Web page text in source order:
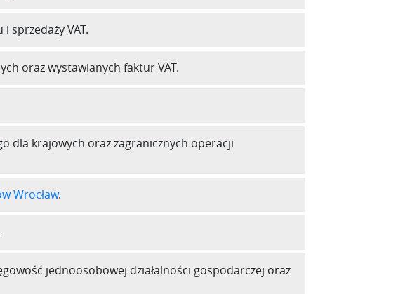
sprzedaży VAT.
oraz wystawianych faktur VAT.
dla krajowych oraz zagranicznych operacji
Wrocław.
jednoosobowej działalności gospodarczej oraz